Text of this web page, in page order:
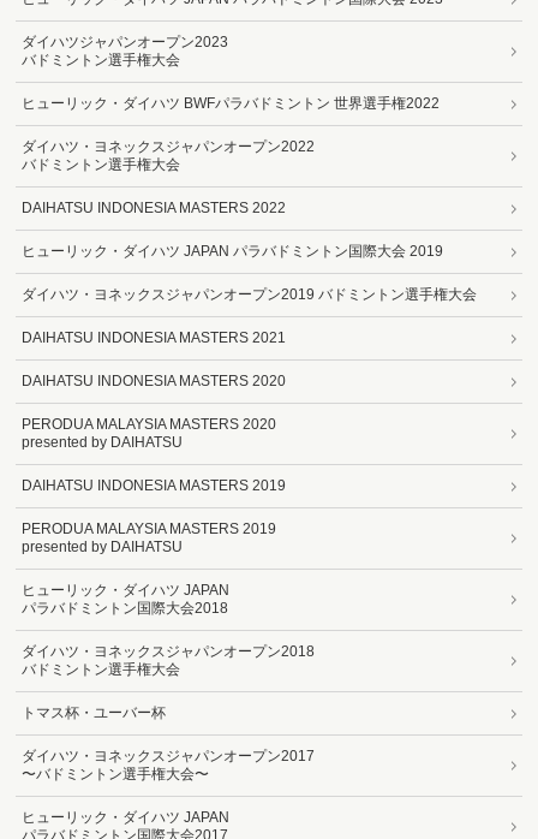
ダイハツジャパンオープン2023
バドミントン選手権大会
ヒューリック・ダイハツ BWFパラバドミントン 世界選手権2022
ダイハツ・ヨネックスジャパンオープン2022
バドミントン選手権大会
DAIHATSU INDONESIA MASTERS 2022
ヒューリック・ダイハツ JAPAN パラバドミントン国際大会 2019
ダイハツ・ヨネックスジャパンオープン2019 バドミントン選手権大会
DAIHATSU INDONESIA MASTERS 2021
DAIHATSU INDONESIA MASTERS 2020
PERODUA MALAYSIA MASTERS 2020
presented by DAIHATSU
DAIHATSU INDONESIA MASTERS 2019
PERODUA MALAYSIA MASTERS 2019
presented by DAIHATSU
ヒューリック・ダイハツ JAPAN
パラバドミントン国際大会2018
ダイハツ・ヨネックスジャパンオープン2018
バドミントン選手権大会
トマス杯・ユーバー杯
ダイハツ・ヨネックスジャパンオープン2017
〜バドミントン選手権大会〜
ヒューリック・ダイハツ JAPAN
パラバドミントン国際大会2017